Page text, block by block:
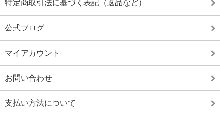
特定商取引法に基づく表記（返品など）
公式ブログ
マイアカウント
お問い合わせ
支払い方法について